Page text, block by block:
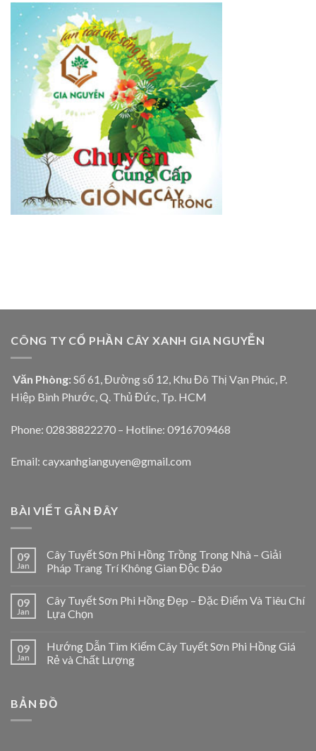
CÔNG TY CỔ PHẦN CÂY XANH GIA NGUYỄN
Văn Phòng: Số 61, Đường số 12, Khu Đô Thị Vạn Phúc, P.
Hiệp Bình Phước, Q. Thủ Đức, Tp. HCM
Phone: 02838822270 – Hotline: 0916709468
Email: cayxanhgianguyen@gmail.com
BÀI VIẾT GẦN ĐÂY
09
Jan
Cây Tuyết Sơn Phi Hồng Trồng Trong Nhà – Giải
Pháp Trang Trí Không Gian Độc Đáo
09
Jan
Cây Tuyết Sơn Phi Hồng Đẹp – Đặc Điểm Và Tiêu Chí
Lựa Chọn
09
Jan
Hướng Dẫn Tìm Kiếm Cây Tuyết Sơn Phi Hồng Giá
Rẻ và Chất Lượng
BẢN ĐỒ